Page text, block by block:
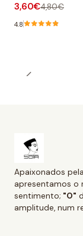
3,60€4,80€
4.8
Apaixonados
apresentamos o
sentimento; "O"
amplitude, num